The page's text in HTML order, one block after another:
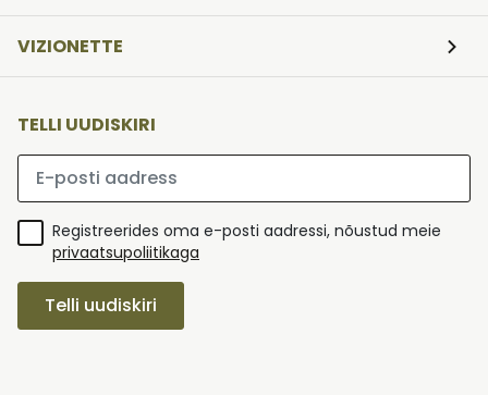
VIZIONETTE
TELLI UUDISKIRI
Palun sisesta e-posti aadress
Registreerides oma e-posti aadressi, nõustud meie
privaatsupoliitikaga
Telli uudiskiri